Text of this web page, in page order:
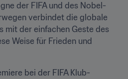
der FIFA und des Nobel-
verbindet die globale
mit der einfachen Geste des
Weise für Frieden und
bei der FIFA Klub-